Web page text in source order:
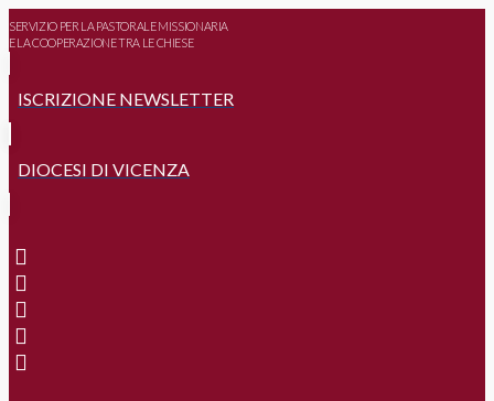
SERVIZIO PER LA PASTORALE MISSIONARIA
E LA COOPERAZIONE TRA LE CHIESE
ISCRIZIONE NEWSLETTER
DIOCESI DI VICENZA